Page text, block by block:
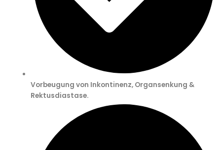
Vorbeugung von Inkontinenz, Organsenkung &
Rektusdiastase.